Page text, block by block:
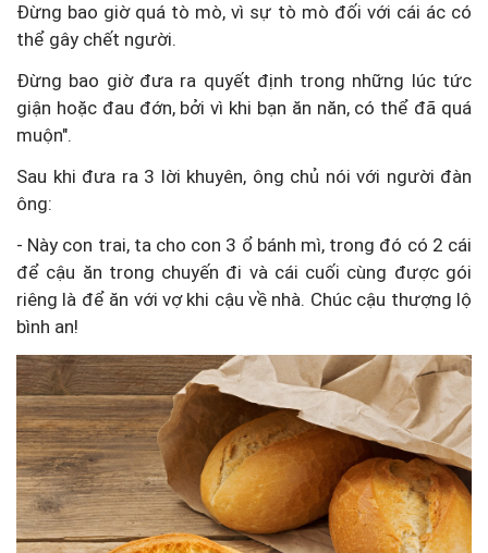
Đừng bao giờ quá tò mò, vì sự tò mò đối với cái ác có
thể gây chết người.
Đừng bao giờ đưa ra quyết định trong những lúc tức
giận hoặc đau đớn, bởi vì khi bạn ăn năn, có thể đã quá
muộn".
Sau khi đưa ra 3 lời khuyên, ông chủ nói với người đàn
ông:
- Này con trai, ta cho con 3 ổ bánh mì, trong đó có 2 cái
để cậu ăn trong chuyến đi và cái cuối cùng được gói
riêng là để ăn với vợ khi cậu về nhà. Chúc cậu thượng lộ
bình an!